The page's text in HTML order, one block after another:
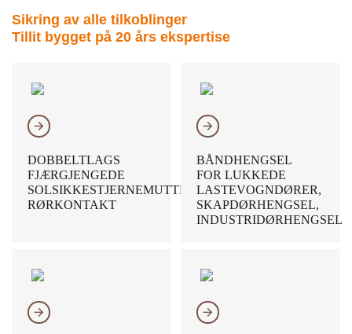
Sikring av alle tilkoblinger
Tillit bygget på 20 års ekspertise
𐃔
DOBBELTLAGS
FJÆRGJENGEDE
SOLSIKKESTJERNEMUTTER-
RØRKONTAKT
𐃔
BÅNDHENGSEL
FOR LUKKEDE
LASTEVOGNDØRER,
SKAPDØRHENGSEL,
INDUSTRIDØRHENGSEL
𐃔 𐃔